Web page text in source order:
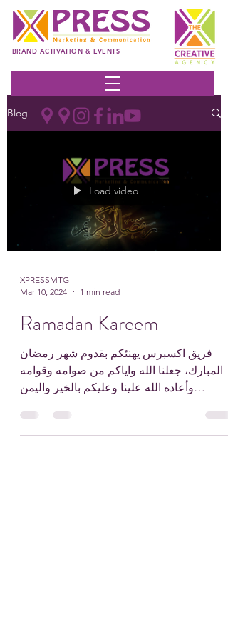
BRAND ACTIVATION & EVENTS
Blog
Load video
XPRESSMTG
Mar 10, 2024
1 min read
Ramadan Kareem
فريق اكسبرس يهنئكم بقدوم شهر رمضان
المبارك، جعلنا الله واياكم من صوامه وقوامه
وأعاده الله علينا وعليكم بالخير واليمن